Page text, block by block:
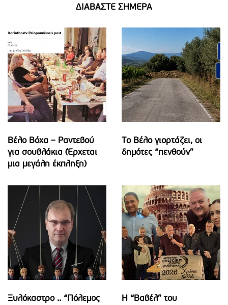
ΔΙΑΒΑΣΤΕ ΣΗΜΕΡΑ
Βέλο Βόχα – Ραντεβού
για σουβλάκια (Έρχεται
μια μεγάλη έκπληξη)
Το Βέλο γιορτάζει, οι
δημότες “πενθούν”
Ξυλόκαστρο .. “Πόλεμος
Η “Βαβέλ” του